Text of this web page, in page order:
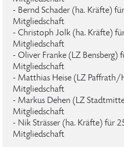
- Bernd Schader (ha. Kräfte)
Mitgliedschaft
- Christoph Jolk (ha. Kräfte)
Mitgliedschaft
- Oliver Franke (LZ Bensberg)
Mitgliedschaft
- Matthias Heise (LZ Paffrath/
Mitgliedschaft
- Markus Dehen (LZ
Mitgliedschaft
- Nik Strässer (ha. Kräfte) für
Mitgliedschaft